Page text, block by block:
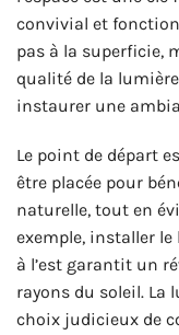
convivial et
pas à la superficie,
qualité de la
instaurer une
Le point de départ
être placée pour
naturelle, tout en
exemple, installer
à l’est garantit un
rayons du soleil. La
choix judicieux de